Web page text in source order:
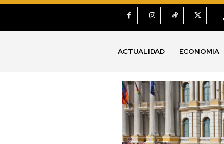
ACTUALIDAD ECONOMIA